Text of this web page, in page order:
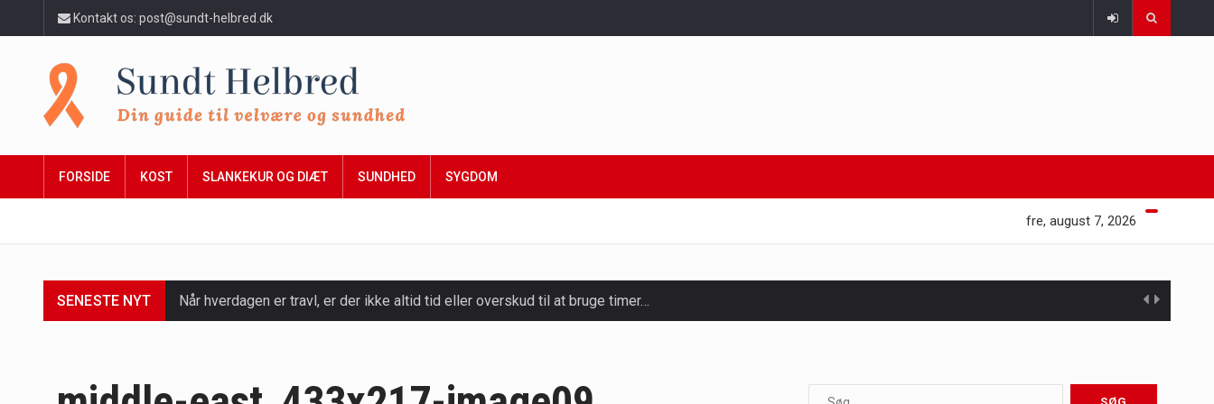
Kontakt os: post@sundt-helbred.dk
FORSIDE KOST SLANKEKUR OG DIÆT SUNDHED SYGDOM
fre, august 7, 2026
SENESTE NYT Når hverdagen er travl, er der ikke altid tid eller overskud til at bruge timer…
Mælkesyrebakterier er små, men utroligt kraftfulde mikroorganismer, der spiller en afgørende rolle i at opretholde…